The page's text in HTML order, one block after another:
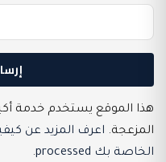
هذا الموقع يستخدم خدمة
المزعجة. اعرف المزيد عن
الخاصة بك processed
.